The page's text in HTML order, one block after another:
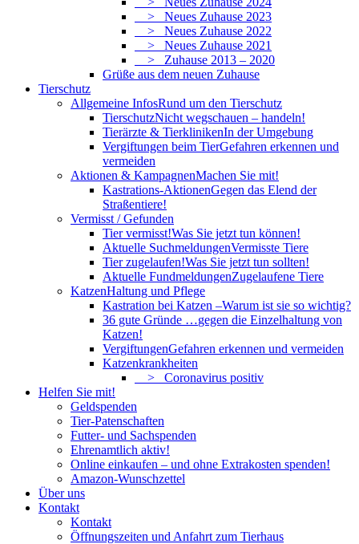
> Neues Zuhause 2023
> Neues Zuhause 2022
> Neues Zuhause 2021
> Zuhause 2013 – 2020
Grüße aus dem neuen Zuhause
Tierschutz
Allgemeine InfosRund um den Tierschutz
TierschutzNicht wegschauen – handeln!
Tierärzte & TierklinikenIn der Umgebung
Vergiftungen beim TierGefahren erkennen und
vermeiden
Aktionen & KampagnenMachen Sie mit!
Kastrations-AktionenGegen das Elend der
Straßentiere!
Vermisst / Gefunden
Tier vermisst!Was Sie jetzt tun können!
Aktuelle SuchmeldungenVermisste Tiere
Tier zugelaufen!Was Sie jetzt tun sollten!
Aktuelle FundmeldungenZugelaufene Tiere
KatzenHaltung und Pflege
Kastration bei Katzen –Warum ist sie so wichtig?
36 gute Gründe …gegen die Einzelhaltung von
Katzen!
VergiftungenGefahren erkennen und vermeiden
Katzenkrankheiten
> Coronavirus positiv
Helfen Sie mit!
Geldspenden
Tier-Patenschaften
Futter- und Sachspenden
Ehrenamtlich aktiv!
Online einkaufen – und ohne Extrakosten spenden!
Amazon-Wunschzettel
Über uns
Kontakt
Kontakt
Öffnungszeiten und Anfahrt zum Tierhaus